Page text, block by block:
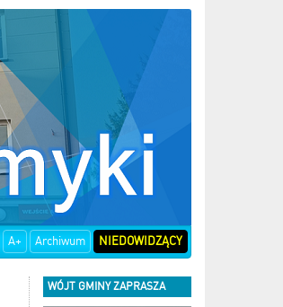
A+ Archiwum NIEDOWIDZĄCY
WÓJT GMINY ZAPRASZA